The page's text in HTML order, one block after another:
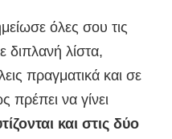
όλες σου τις
διπλανή λίστα,
πραγματικά και σε
πρέπει να γίνει
και στις δύο